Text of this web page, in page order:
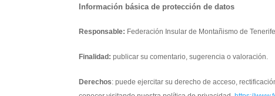
Información básica de protección de datos
Responsable: Federación Insular de Montañismo de
Finalidad: publicar su comentario, sugerencia o valoración.
Derechos: puede ejercitar su derecho de acceso,